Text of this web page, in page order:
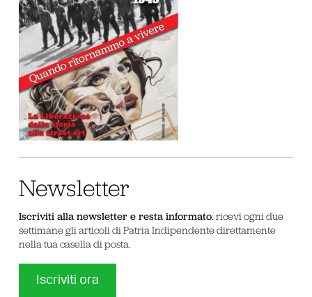
Newsletter
Iscriviti alla newsletter e resta informato: ricevi ogni due
settimane gli articoli di Patria Indipendente direttamente
nella tua casella di posta.
Iscriviti ora